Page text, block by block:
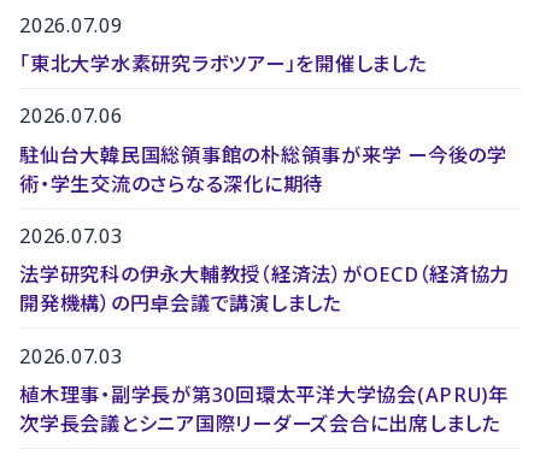
2026.07.09
「東北大学水素研究ラボツアー」を開催しました
2026.07.06
駐仙台大韓民国総領事館の朴総領事が来学 ー今後の学
術・学生交流のさらなる深化に期待
2026.07.03
法学研究科の伊永大輔教授（経済法）がOECD（経済協力
開発機構）の円卓会議で講演しました
2026.07.03
植木理事・副学長が第30回環太平洋大学協会(APRU)年
次学長会議とシニア国際リーダーズ会合に出席しました